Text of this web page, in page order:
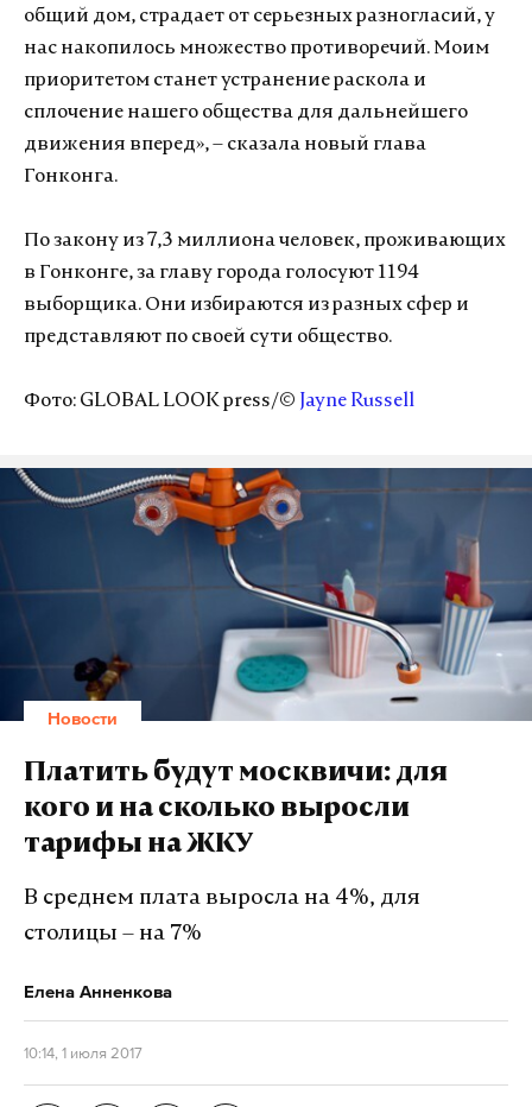
общий дом, страдает от серьезных разногласий, у
нас накопилось множество противоречий. Моим
приоритетом станет устранение раскола и
сплочение нашего общества для дальнейшего
движения вперед», – сказала новый глава
Гонконга.
По закону из 7,3 миллиона человек, проживающих
в Гонконге, за главу города голосуют 1194
выборщика. Они избираются из разных сфер и
представляют по своей сути общество.
Фото: GLOBAL LOOK press/© Jayne Russell
Новости
Платить будут москвичи: для
кого и на сколько выросли
тарифы на ЖКУ
В среднем плата выросла на 4%, для
столицы – на 7%
Елена Анненкова
10:14, 1 июля 2017